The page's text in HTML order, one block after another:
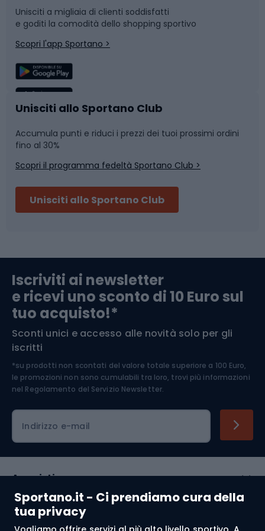
Sportano.it - Ci prendiamo cura della
tua privacy
Corsa
Sport di squadra
Caschi da ciclismo
Skitouring
Abbigliamento da escursionismo
Snowboard
Camminata nordica
Nuoto
Pattinaggio
Componenti per biciclette
Arrampicata
Medicina dello sport
Abbigliamento ciclistico
Unisciti a migliaia di clienti soddisfatti
e goditi la comodità dello shopping sportivo
Scopri l'app Sportano >
Unisciti allo Sportano Club
Accumula punti e riduci i prezzi dei tuoi prossimi ordini
fino al 30%
Scopri il programma fedeltà Sportano Club >
Unisciti allo Sportano Club
Iscriviti ai newsletter
e ricevi uno sconto di 10 Euro sul
tuo acquisto!*
Sconti unici e accesso alle novità solo per gli
iscritti
*su prodotti non scontati del valore totale superiore a 100 Euro,
le promozioni non sono cumulabili tra loro, trovi più informazioni
nel Regolamento del Servizio Newsletter.
Indirizzo e-mail
Acquisti
Servizio clienti